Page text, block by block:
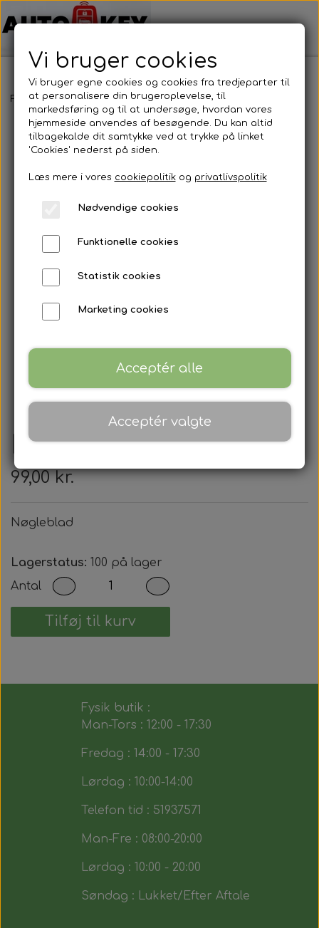
Forside Bilnøgler Opel Nøgleblad Nøgleblad
Nøgleblad
99,00 kr.
Nøgleblad
Lagerstatus: 100 på lager
Antal
Tilføj til kurv
Fysik butik :
Man-Tors : 12:00 - 17:30
Fredag : 14:00 - 17:30
Lørdag : 10:00-14:00
Telefon tid : 51937571
Man-Fre : 08:00-20:00
Lørdag : 10:00 - 20:00
Søndag : Lukket/Efter Aftale
Vi bruger cookies
Vi bruger egne cookies og cookies fra tredjeparter til
at personalisere din brugeroplevelse, til
markedsføring og til at undersøge, hvordan vores
hjemmeside anvendes af besøgende. Du kan altid
tilbagekalde dit samtykke ved at trykke på linket
'Cookies' nederst på siden.
Læs mere i vores cookiepolitikog privatlivspolitik
Nødvendige cookies
Funktionelle cookies
Statistik cookies
Marketing cookies
Acceptér alle
Acceptér valgte